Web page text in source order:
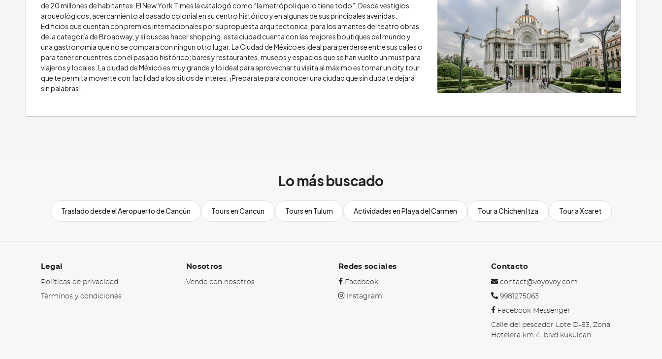
de 20 millones de habitantes. El New York Times la catalogó como “la metrópoli que lo tiene todo”. Desde vestigios
arqueológicos, acercamiento al pasado colonial en su centro histórico y en algunas de sus principales avenidas.
Edificios que cuentan con premios internacionales por su propuesta arquitectonica, para los amantes del teatro obras
de la categoría de Broadway, y si buscas hacer shopping, esta ciudad cuenta con las mejores boutiques del mundo y
una gastronomia que no se compara con ningun otro lugar. La Ciudad de México es ideal para perderse entre sus calles o
para tener encuentros con el pasado histórico; bares y restaurantes, museos y espacios que se han vuelto un must para
viajeros y locales. La ciudad de México es muy grande y lo ideal para aprovechar tu visita al máximo es tomar un city tour
que te permita moverte con facilidad a los sitios de intéres. ¡Prepárate para conocer una ciudad que sin duda te dejará
sin palabras!
Lo más buscado
Traslado desde el Aeropuerto de Cancún Tours en Cancun Tours en Tulum Actividades en Playa del Carmen Tour a Chichen Itza Tour a Xcaret
Legal
Políticas de privacidad
Términos y condiciones
Nosotros
Vende con nosotros
Redes sociales
Facebook
Instagram
Contacto
contact@voyovoy.com
9981275063
Facebook Messenger
Calle del pescador Lote D-83, Zona
Hotelera km 4, blvd kukulcan